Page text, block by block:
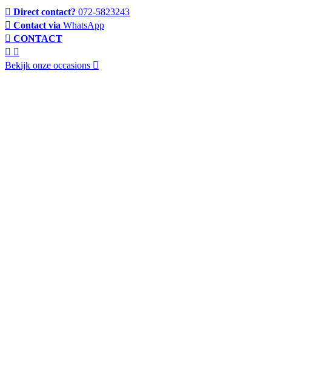
Direct contact? 072-5823243
Contact via WhatsApp
CONTACT
Bekijk onze occasions